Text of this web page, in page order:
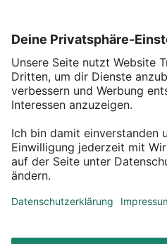
Service
Über DEPOT
Kontakt